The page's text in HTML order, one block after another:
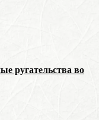
ругательства во